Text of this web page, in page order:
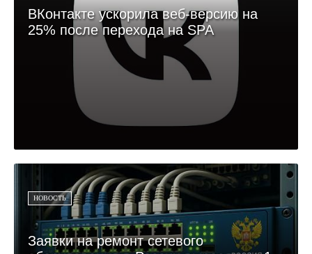
ВКонтакте ускорила веб-версию на
25% после перехода на SPA
НОВОСТЬ
Заявки на ремонт сетевого